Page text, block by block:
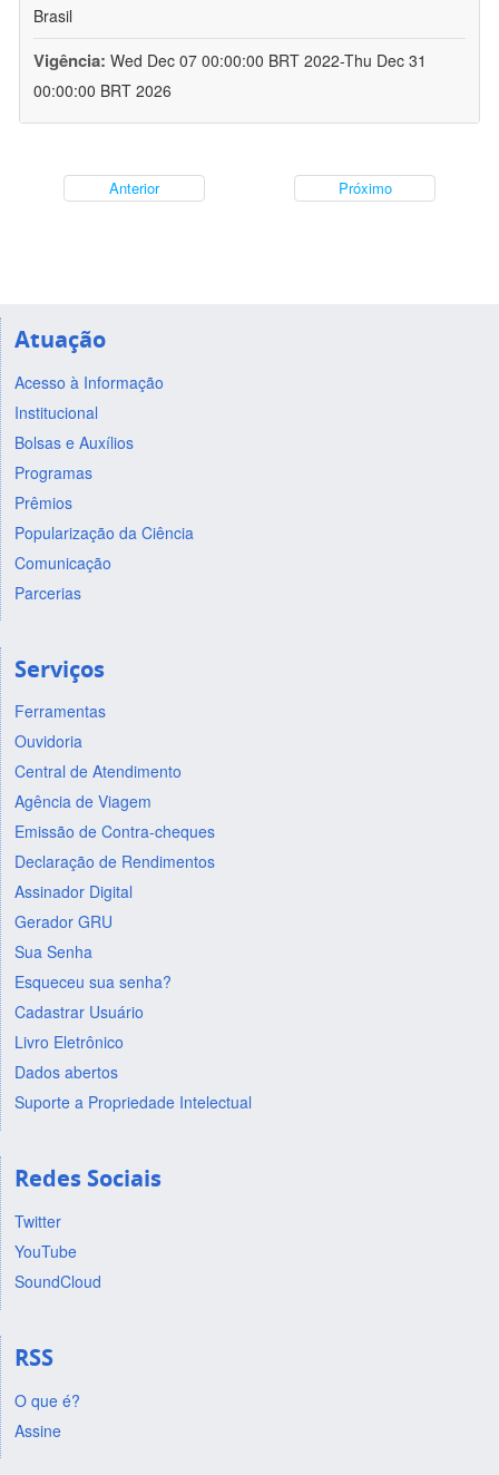
Brasil
Vigência: Wed Dec 07 00:00:00 BRT 2022-Thu Dec 31
00:00:00 BRT 2026
Anterior Próximo
Atuação
Acesso à Informação
Institucional
Bolsas e Auxílios
Programas
Prêmios
Popularização da Ciência
Comunicação
Parcerias
Serviços
Ferramentas
Ouvidoria
Central de Atendimento
Agência de Viagem
Emissão de Contra-cheques
Declaração de Rendimentos
Assinador Digital
Gerador GRU
Sua Senha
Esqueceu sua senha?
Cadastrar Usuário
Livro Eletrônico
Dados abertos
Suporte a Propriedade Intelectual
Redes Sociais
Twitter
YouTube
SoundCloud
RSS
O que é?
Assine